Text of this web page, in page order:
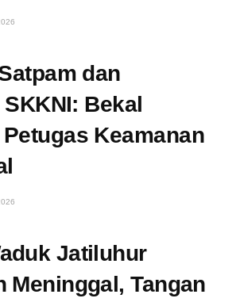
dan
Bekal
Keamanan
Jatiluhur
Meninggal, Tangan